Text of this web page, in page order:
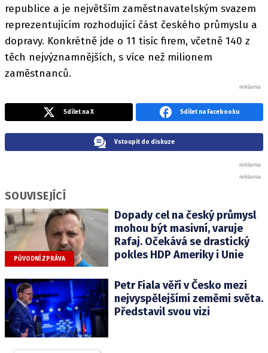
republice a je největším zaměstnavatelským svazem
reprezentujícím rozhodující část českého průmyslu a
dopravy. Konkrétně jde o 11 tisíc firem, včetně 140 z
těch nejvýznamnějších, s více než milionem
zaměstnanců.
Sdílet na X Sdílet na Facebooku
Vstoupit do diskuze
SOUVISEJÍCÍ
PŮVODNÍ ZPRÁVA
Dopady cel na český průmysl
mohou být masivní, varuje
Rafaj. Očekává se drastický
pokles HDP Ameriky i Unie
Petr Fiala věří v Česko mezi
nejvyspělejšími zeměmi světa.
Představil svou vizi